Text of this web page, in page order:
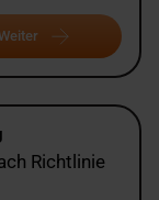
Richtlinie